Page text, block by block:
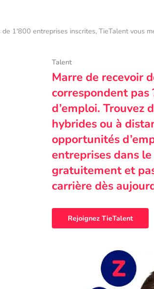
1'800 entreprises inscrites, TieTalent vous
Talent
Marre de recevoir
correspondent
d’emploi. Trouvez
hybrides ou à
opportunités
entreprises dans
gratuitement et
carrière dès
Rejoignez TieTalent